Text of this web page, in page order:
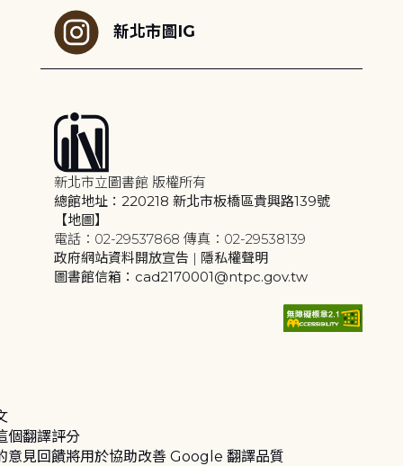
新北市圖IG
新北市立圖書館 版權所有
總館地址：220218 新北市板橋區貴興路139號
【地圖】
電話：02-29537868 傳真：02-29538139
政府網站資料開放宣告 | 隱私權聲明
圖書館信箱：cad2170001@ntpc.gov.tw
個翻譯評分
意見回饋將用於協助改善 Google 翻譯品質